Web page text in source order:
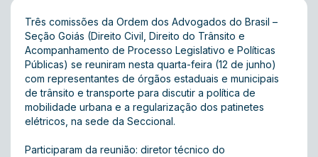
Três comissões da Ordem dos Advogados do Brasil –
Seção Goiás (Direito Civil, Direito do Trânsito e
Acompanhamento de Processo Legislativo e Políticas
Públicas) se reuniram nesta quarta-feira (12 de junho)
com representantes de órgãos estaduais e municipais
de trânsito e transporte para discutir a política de
mobilidade urbana e a regularização dos patinetes
elétricos, na sede da Seccional.
Participaram da reunião: diretor técnico do